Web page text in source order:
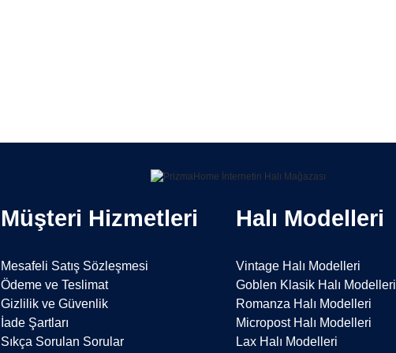
Müşteri Hizmetleri
Mesafeli Satış Sözleşmesi
Ödeme ve Teslimat
Gizlilik ve Güvenlik
İade Şartları
Sıkça Sorulan Sorular
Halı Modelleri
Vintage Halı Modelleri
Goblen Klasik Halı Modelleri
Romanza Halı Modelleri
Micropost Halı Modelleri
Lax Halı Modelleri